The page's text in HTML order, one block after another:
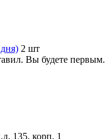
2 шт
Вы будете первым.
135, корп. 1